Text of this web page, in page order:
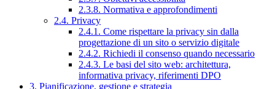
2.3.8. Normativa e approfondimenti
2.4. Privacy
2.4.1. Come rispettare la privacy sin dalla
progettazione di un sito o servizio digitale
2.4.2. Richiedi il consenso quando necessario
2.4.3. Le basi del sito web: architettura,
informativa privacy, riferimenti DPO
3. Pianificazione, gestione e strategia